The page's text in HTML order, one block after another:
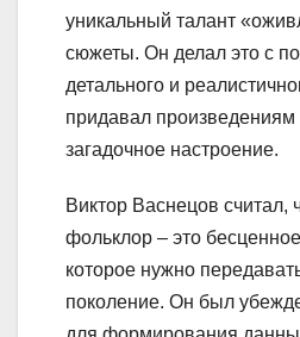
уникальный талант
сюжеты. Он делал это с
детального и
придавал произведениям
загадочное настроение.
Виктор Васнецов считал,
фольклор – это
которое нужно
поколение. Он был